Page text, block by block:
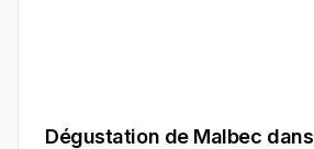
Dégustation de Malbec